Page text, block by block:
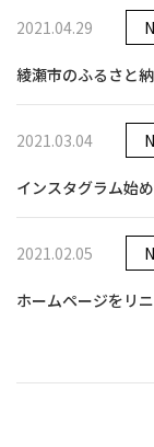
2021.04.29
綾瀬市のふるさと
2021.03.04
インスタグラム始
2021.02.05
ホームページをリ